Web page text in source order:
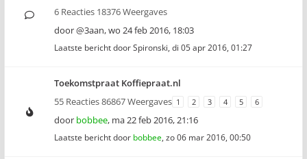
6 Reacties 18376 Weergaves
door@3aan,wo 24 feb 2016, 18:03
Laatste bericht doorSpironski, di 05 apr 2016, 01:27
Toekomstpraat Koffiepraat.nl
55 Reacties 86867 Weergaves 1 2 3 4 5 6
door bobbee, ma 22 feb 2016, 21:16
Laatste bericht door bobbee, zo 06 mar 2016, 00:50